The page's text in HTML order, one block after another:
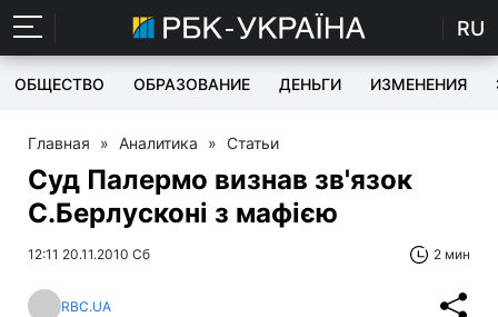
RU
ОБЩЕСТВО ОБРАЗОВАНИЕ ДЕНЬГИ ИЗМЕНЕНИЯ
Главная » Аналитика » Статьи
Суд Палермо визнав зв'язок
С.Берлусконі з мафією
12:11 20.11.2010 Сб 2 мин
RBC.UA